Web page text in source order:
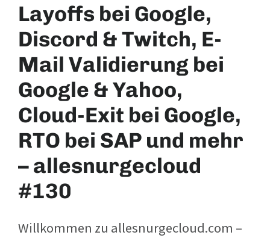
Layoffs bei Google,
Discord & Twitch, E-
Mail Validierung bei
Google & Yahoo,
Cloud-Exit bei Google,
RTO bei SAP und mehr
– allesnurgecloud
#130
Willkommen zu allesnurgecloud.com –